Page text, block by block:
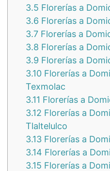
3.5 Florerías a
3.6 Florerías a
3.7 Florerías a
3.8 Florerías a
3.9 Florerías a
3.10 Florerías a
Texmolac
3.11 Florerías a
3.12 Florerías a
Tlaltelulco
3.13 Florerías a
3.14 Florerías a
3.15 Florerías a